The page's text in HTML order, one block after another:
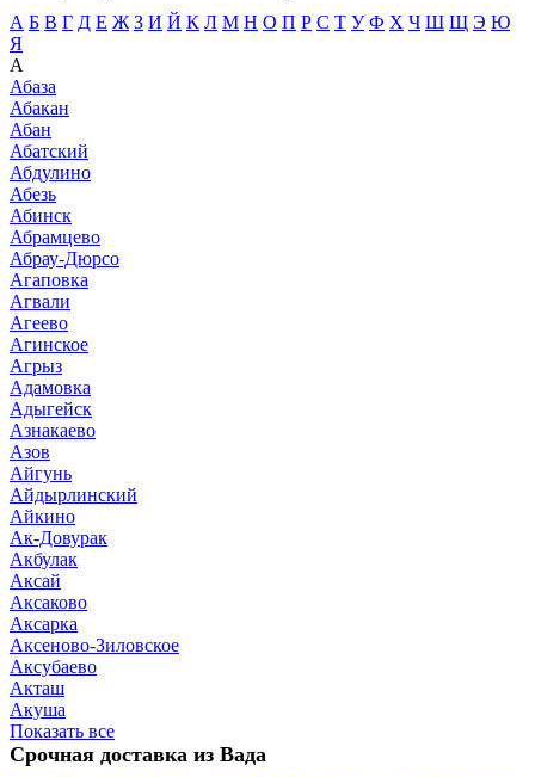
А Б В Г Д Е Ж З И Й К Л М Н О П Р С Т У Ф Х Ч Ш Щ Э Ю
Я
А
Абаза
Абакан
Абан
Абатский
Абдулино
Абезь
Абинск
Абрамцево
Абрау-Дюрсо
Агаповка
Агвали
Агеево
Агинское
Агрыз
Адамовка
Адыгейск
Азнакаево
Азов
Айгунь
Айдырлинский
Айкино
Ак-Довурак
Акбулак
Аксай
Аксаково
Аксарка
Аксеново-Зиловское
Аксубаево
Акташ
Акуша
Показать все
Срочная доставка из Вада